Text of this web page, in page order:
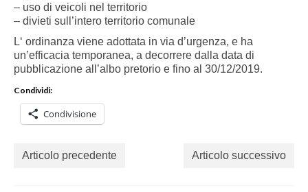
– uso di veicoli nel territorio
– divieti sull’intero territorio comunale
L‘ ordinanza viene adottata in via d’urgenza, e ha
un’efficacia temporanea, a decorrere dalla data di
pubblicazione all’albo pretorio e fino al 30/12/2019.
Condividi:
Condivisione
Articolo precedente Articolo successivo